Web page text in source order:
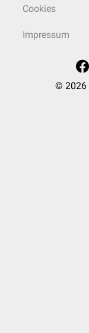
Cookies
Impressum
© 2026